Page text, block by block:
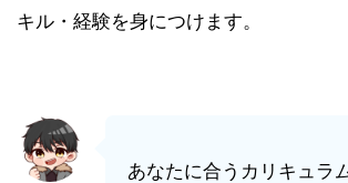
キル・経験を身につけます。
あなたに合うカリキュラ